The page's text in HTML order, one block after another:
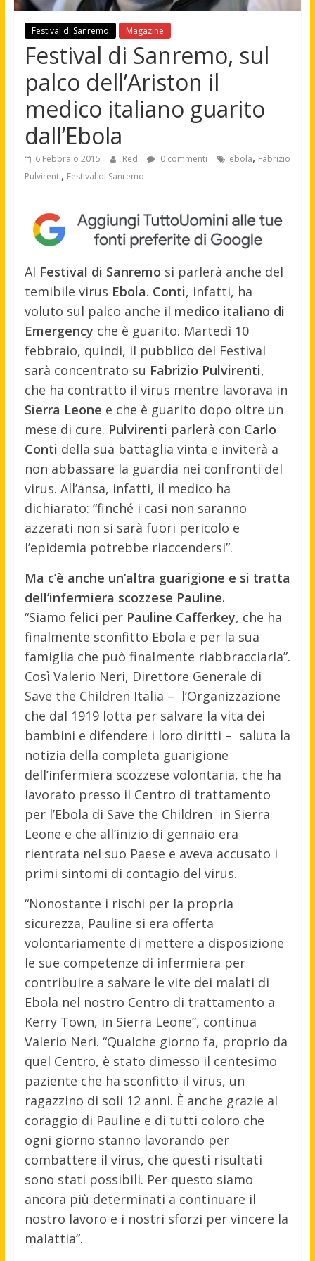
Festival di Sanremo Magazine
Festival di Sanremo, sul
palco dell’Ariston il
medico italiano guarito
dall’Ebola
6 Febbraio 2015 Red 0 commenti ebola, Fabrizio
Pulvirenti, Festival di Sanremo
Al Festival di Sanremo si parlerà anche del
temibile virus Ebola. Conti, infatti, ha
voluto sul palco anche il medico italiano di
Emergency che è guarito. Martedì 10
febbraio, quindi, il pubblico del Festival
sarà concentrato su Fabrizio Pulvirenti,
che ha contratto il virus mentre lavorava in
Sierra Leone e che è guarito dopo oltre un
mese di cure. Pulvirenti parlerà con Carlo
Conti della sua battaglia vinta e inviterà a
non abbassare la guardia nei confronti del
virus. All’ansa, infatti, il medico ha
dichiarato: “finché i casi non saranno
azzerati non si sarà fuori pericolo e
l’epidemia potrebbe riaccendersi”.
Ma c’è anche un’altra guarigione e si tratta
dell’infermiera scozzese Pauline.
“Siamo felici per Pauline Cafferkey, che ha
finalmente sconfitto Ebola e per la sua
famiglia che può finalmente riabbracciarla”.
Così Valerio Neri, Direttore Generale di
Save the Children Italia – l’Organizzazione
che dal 1919 lotta per salvare la vita dei
bambini e difendere i loro diritti – saluta la
notizia della completa guarigione
dell’infermiera scozzese volontaria, che ha
lavorato presso il Centro di trattamento
per l’Ebola di Save the Children in Sierra
Leone e che all’inizio di gennaio era
rientrata nel suo Paese e aveva accusato i
primi sintomi di contagio del virus.
“Nonostante i rischi per la propria
sicurezza, Pauline si era offerta
volontariamente di mettere a disposizione
le sue competenze di infermiera per
contribuire a salvare le vite dei malati di
Ebola nel nostro Centro di trattamento a
Kerry Town, in Sierra Leone”, continua
Valerio Neri. “Qualche giorno fa, proprio da
quel Centro, è stato dimesso il centesimo
paziente che ha sconfitto il virus, un
ragazzino di soli 12 anni. È anche grazie al
coraggio di Pauline e di tutti coloro che
ogni giorno stanno lavorando per
combattere il virus, che questi risultati
sono stati possibili. Per questo siamo
ancora più determinati a continuare il
nostro lavoro e i nostri sforzi per vincere la
malattia”.